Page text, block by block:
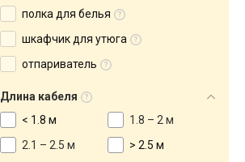
полка для белья
шкафчик для утюга
отпариватель
Длина кабеля
< 1.8 м
1.8 – 2 м
2.1 – 2.5 м
> 2.5 м